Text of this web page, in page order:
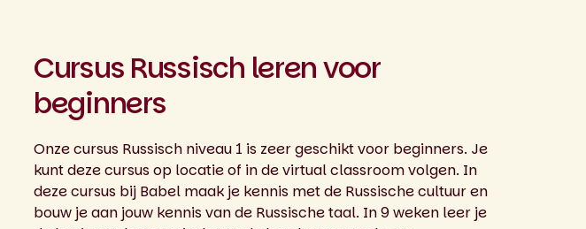
Cursus Russisch leren voor
beginners
Onze cursus Russisch niveau 1 is zeer geschikt voor beginners. Je
kunt deze cursus op locatie of in de virtual classroom volgen. In
deze cursus bij Babel maak je kennis met de Russische cultuur en
bouw je aan jouw kennis van de Russische taal. In 9 weken leer je